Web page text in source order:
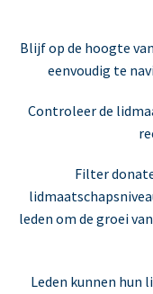
Blijf op de hoogte
eenvoudig te
Controleer de
Filter
leden om de groei
Leden kunnen hun